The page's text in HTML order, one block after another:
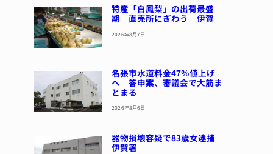
特産「白鳳梨」の出荷最盛
期 直売所にぎわう 伊賀
2026年8月7日
名張市水道料金47％値上げ
へ 答申案、審議会で大筋ま
とまる
2026年8月6日
器物損壊容疑で83歳女逮捕
伊賀署